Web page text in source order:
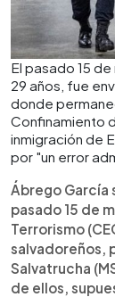
El pasado 15
29 años, fue
donde
Confinamiento
inmigración de
por "un error
Ábrego García
pasado 15 de
Terrorismo
salvadoreños,
Salvatrucha
de ellos,